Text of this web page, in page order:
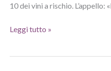
10 dei vini a rischio. L’appello:
Dazi
Leggi tutto »